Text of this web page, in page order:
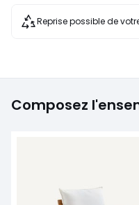
Reprise possible de
Composez